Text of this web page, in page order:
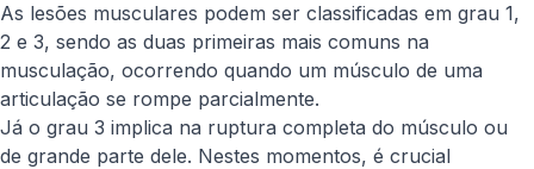
As lesões musculares podem ser classificadas em grau 1,
2 e 3, sendo as duas primeiras mais comuns na
musculação, ocorrendo quando um músculo de uma
articulação se rompe parcialmente.
Já o grau 3 implica na ruptura completa do músculo ou
de grande parte dele. Nestes momentos, é crucial